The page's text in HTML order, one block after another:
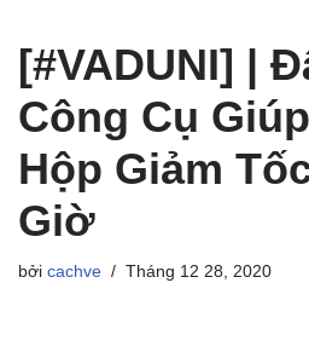
[#VADUNI] |
Công Cụ
Hộp Giảm
Giờ
bởi cachve Tháng 12 28, 2020